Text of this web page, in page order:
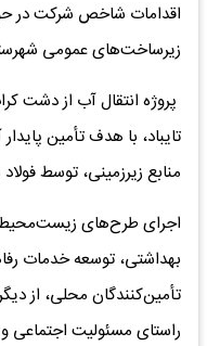
اقدامات شاخص شرکت در
زیرساخت‌های عمومی
پروژه انتقال آب از دشت
تایباد، با هدف تأمین
منابع زیرزمینی، توسط
اجرای طرح‌های
بهداشتی، توسعه خدمات
تأمین‌کنندگان محلی، از
راستای مسئولیت اجتماعی